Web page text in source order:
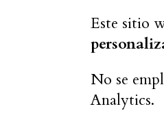
Este sitio
No se
Analytics.